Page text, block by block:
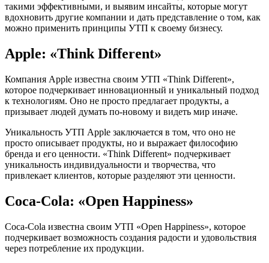
такими эффективными, и выявим инсайты, которые могут
вдохновить другие компании и дать представление о том, как
можно применить принципы УТП к своему бизнесу.
Apple: «Think Different»
Компания Apple известна своим УТП «Think Different»,
которое подчеркивает инновационный и уникальный подход
к технологиям. Оно не просто предлагает продукты, а
призывает людей думать по-новому и видеть мир иначе.
Уникальность УТП Apple заключается в том, что оно не
просто описывает продукты, но и выражает философию
бренда и его ценности. «Think Different» подчеркивает
уникальность индивидуальности и творчества, что
привлекает клиентов, которые разделяют эти ценности.
Coca-Cola: «Open Happiness»
Coca-Cola известна своим УТП «Open Happiness», которое
подчеркивает возможность создания радости и удовольствия
через потребление их продукции.